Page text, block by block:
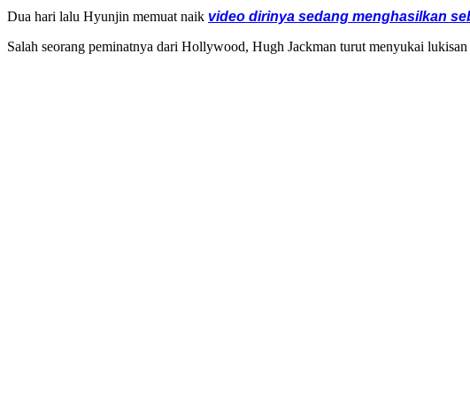
Dua hari lalu Hyunjin memuat naik video dirinya sedang menghasilkan
Salah seorang peminatnya dari Hollywood, Hugh Jackman turut menyukai